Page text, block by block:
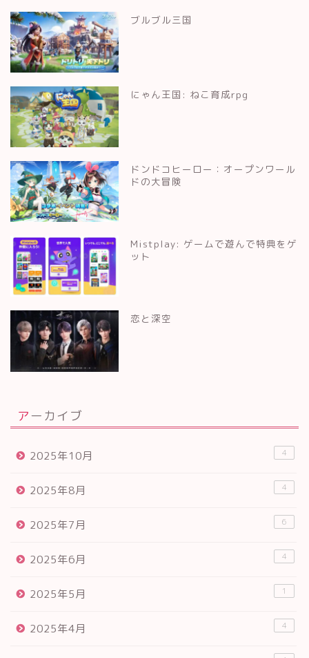
ブルブル三国
にゃん王国: ねこ育成rpg
ドンドコヒーロー：オープンワール
ドの大冒険
Mistplay: ゲームで遊んで特典をゲ
ット
恋と深空
アーカイブ
2025年10月 4
2025年8月 4
2025年7月 6
2025年6月 4
2025年5月 1
2025年4月 4